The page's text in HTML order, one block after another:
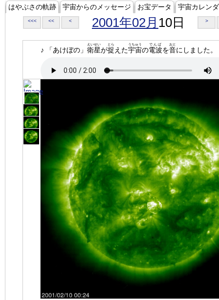
はやぶさの軌跡 宇宙からのメッセージ お宝データ 宇宙カレン
<<< << < 2001年02月 10日 >
♪ 「あけぼの」 衛星
えいせい
が捉
とら
えた宇宙
うちゅう
の電波
でんぱ
を音
おと
にしました。